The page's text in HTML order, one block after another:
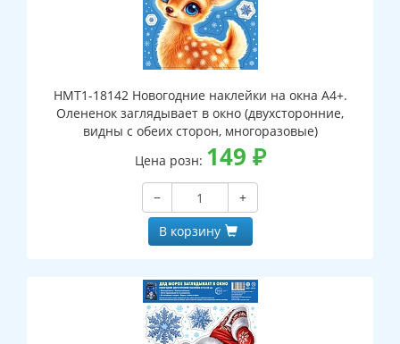
НМТ1-18142 Новогодние наклейки на окна А4+.
Олененок заглядывает в окно (двухсторонние,
видны с обеих сторон, многоразовые)
Цена розн: 149 ₽
−
+
В корзину